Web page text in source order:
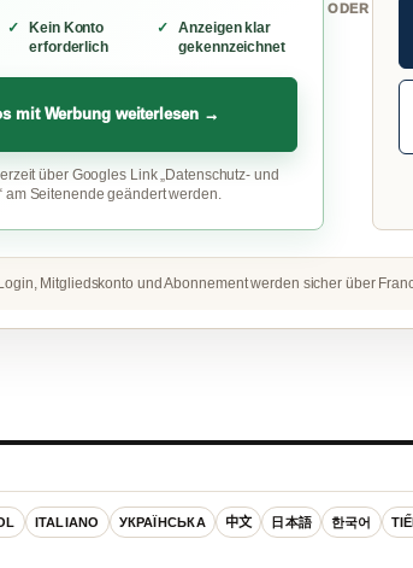
Kein Konto
erforderlich
Anzeigen klar
gekennzeichnet
mit Werbung weiterlesen →
über Googles Link „Datenschutz- und
Seitenende geändert werden.
ODER
Login, Mitgliedskonto und Abonnement werden sicher über
ITALIANO УКРАЇНСЬКА 中文 日本語 한국어